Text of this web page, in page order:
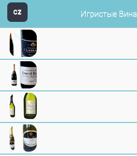
CZ Звезда Групп
Игристые Вина